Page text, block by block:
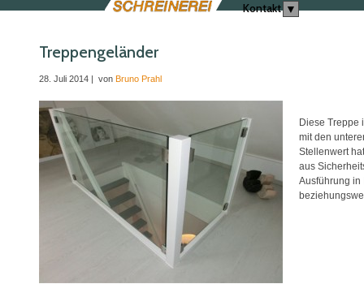
Kontakt ▼
Treppengeländer
28. Juli 2014 | von Bruno Prahl
Diese Treppe
mit den
Stellenwert
aus
Ausführung in